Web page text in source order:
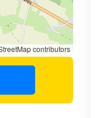
contributors